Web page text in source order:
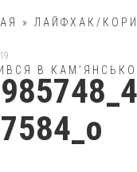
» ЛАЙФХАК/
В